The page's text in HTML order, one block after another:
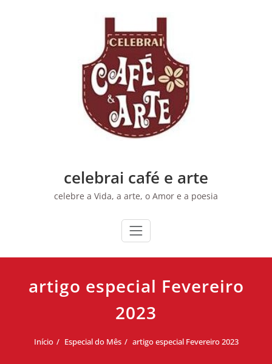
celebrai café e arte
celebre a Vida, a arte, o Amor e a poesia
artigo especial Fevereiro
2023
Início Especial do Mês artigo especial Fevereiro 2023